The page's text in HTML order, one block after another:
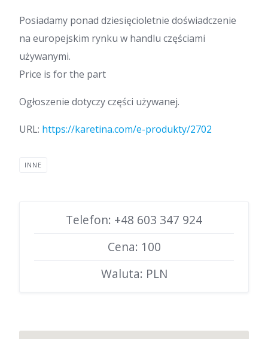
Posiadamy ponad dziesięcioletnie doświadczenie
na europejskim rynku w handlu częściami
używanymi.
Price is for the part
Ogłoszenie dotyczy części używanej.
URL: https://karetina.com/e-produkty/2702
INNE
Telefon: +48 603 347 924
Cena: 100
Waluta: PLN